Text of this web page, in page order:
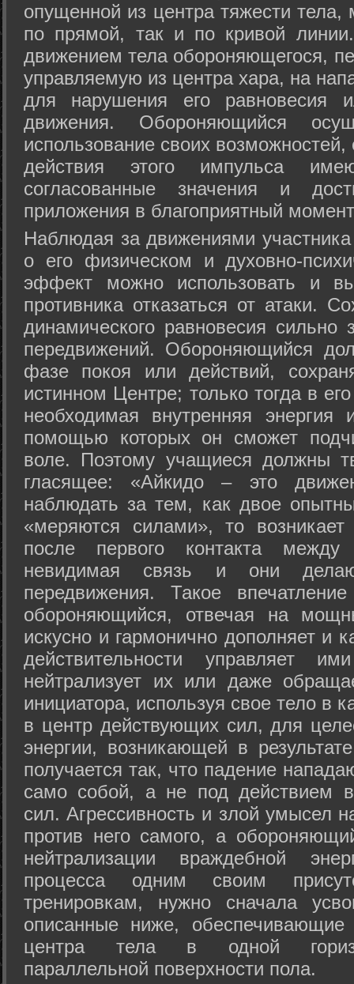
опущенной из центра тяжести
по прямой, так и по кривой
движением тела обороняющегося,
управляемую из центра хара, на
для нарушения его равновесия
движения. Обороняющийся
использование своих
действия этого импульса
согласованные значения и
приложения в благоприятный
Hаблюдая за движениями
о его физическом и духовно-
эффект можно использовать и
противника отказаться от атаки.
динамического равновесия сильно
передвижений. Обороняющийся
фазе покоя или действий,
истинном Центре; только тогда в
необходимая внутренняя
помощью которых он сможет
воле. Поэтому учащиеся должны
гласящее: «Айкидо – это
наблюдать за тем, как двое
«меряются силами», то возникает
после первого контакта
невидимая связь и они
передвижения. Такое
обороняющийся, отвечая на
искусно и гармонично дополняет и
действительности управляет
нейтрализует их или даже
инициатора, используя свое тело в
в центр действующих сил, для
энергии, возникающей в
получается так, что падение
само собой, а не под действием
сил. Агрессивность и злой умысел
против него самого, а
нейтрализации враждебной
процесса одним своим
тренировкам, нужно сначала
описанные ниже, обеспечивающие
центра тела в одной
параллельной поверхности пола.